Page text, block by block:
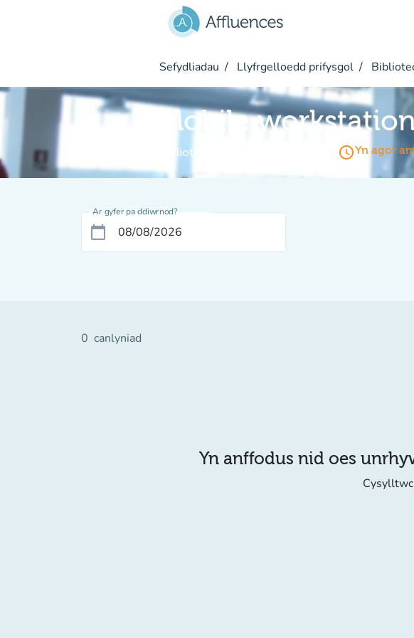
Sefydliadau Llyfrgelloedd prifysgol
Mobile
Biblioteca Campus Leonardo access_timeYn agor
Ar gyfer pa ddiwrnod?
calendar_today
0 canlyniad
Yn anffodus nid oes